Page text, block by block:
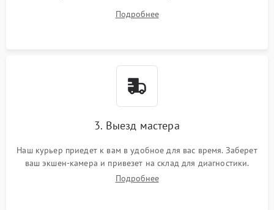
Подробнее
3. Выезд мастера
Наш курьер приедет к вам в удобное для вас время. Заберет
ваш экшен-камера и привезет на склад для диагностики.
Подробнее